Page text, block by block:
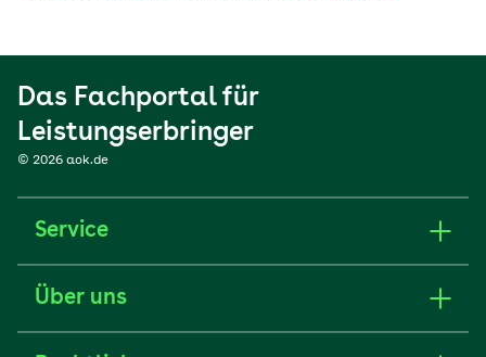
Das Fachportal für
Leistungserbringer
© 2026 aok.de
Service
Über uns